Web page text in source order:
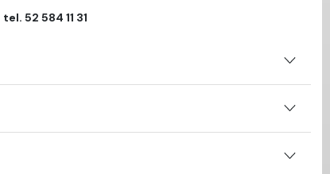
tel. 52 584 11 31